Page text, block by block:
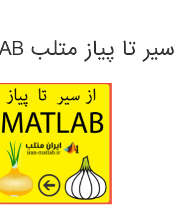
سیر تا پیاز متلب MATLAB